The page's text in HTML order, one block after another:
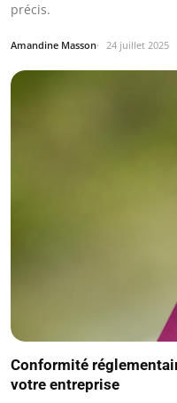
précis.
Amandine Masson 24 juillet 2025
Conformité
votre entreprise